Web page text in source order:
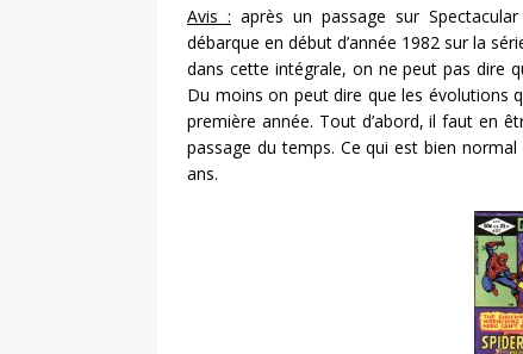
Avis : après un passage sur
débarque en début d’année 1982 sur la
dans cette intégrale, on ne peut pas dire
Du moins on peut dire que les évolutions
première année. Tout d’abord, il faut en
passage du temps. Ce qui est bien
ans.